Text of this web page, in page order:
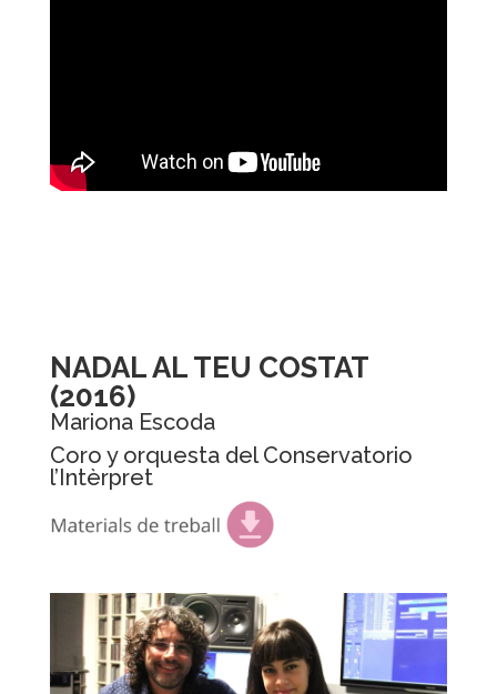
NADAL AL TEU COSTAT
(2016)
Mariona Escoda
Coro y orquesta del Conservatorio
l’Intèrpret